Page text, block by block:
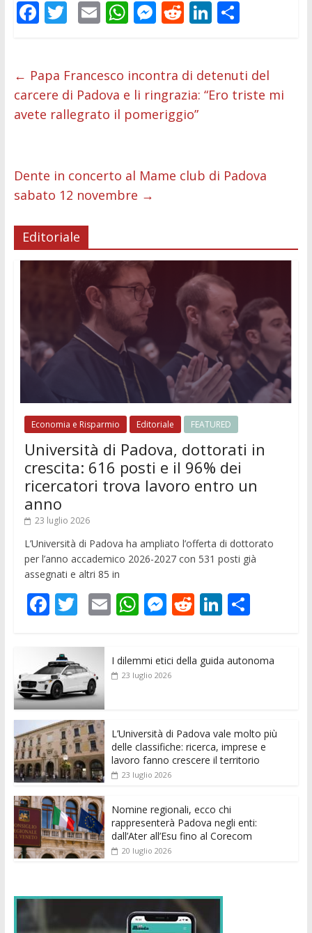
F
b
o
o
T
er
E
l
W
s
A
p
M
e
n
g
R
di
t
Li
e
dI
C
di
vi
← Papa Francesco incontra di detenuti del
carcere di Padova e li ringrazia: “Ero triste mi
avete rallegrato il pomeriggio”
Dente in concerto al Mame club di Padova
sabato 12 novembre →
Editoriale
Economia e Risparmio Editoriale FEATURED
Università di Padova, dottorati in
crescita: 616 posti e il 96% dei
ricercatori trova lavoro entro un
anno
23 luglio 2026
L’Università di Padova ha ampliato l’offerta di dottorato
per l’anno accademico 2026-2027 con 531 posti già
assegnati e altri 85 in
F
e
b
o
o
k
T
itt
er
E
ai
l
W
s
p
M
ss
e
er
R
di
Li
e
C
di
I dilemmi etici della guida autonoma
23 luglio 2026
L’Università di Padova vale molto più
delle classifiche: ricerca, imprese e
lavoro fanno crescere il territorio
23 luglio 2026
Nomine regionali, ecco chi
rappresenterà Padova negli enti:
dall’Ater all’Esu fino al Corecom
20 luglio 2026